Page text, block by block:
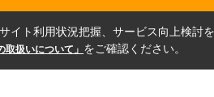
イト利用状況把握、サービス向上検討
取扱いについて」 をご確認ください。